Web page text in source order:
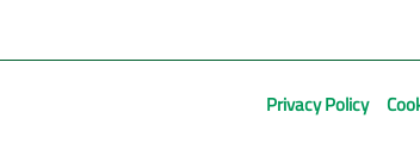
Privacy Policy